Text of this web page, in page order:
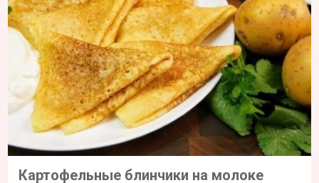
Картофельные блинчики на молоке